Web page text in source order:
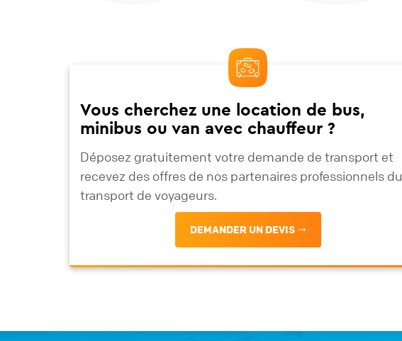
Vous cherchez une location de bus,
minibus ou van avec chauffeur ?
Déposez gratuitement votre demande de transport et
recevez des offres de nos partenaires professionnels du
transport de voyageurs.
DEMANDER UN DEVIS